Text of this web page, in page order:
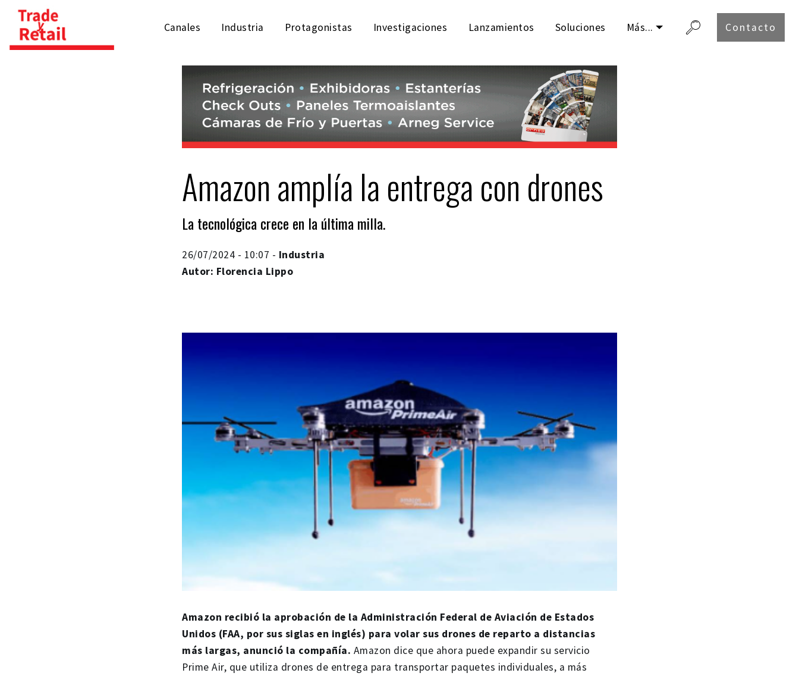
Canales Industria Protagonistas Investigaciones Lanzamientos Soluciones Más... Contacto
Amazon amplía la entrega con drones
La tecnológica crece en la última milla.
26/07/2024 - 10:07 - Industria
Autor: Florencia Lippo
Amazon recibió la aprobación de la Administración Federal de Aviación de Estados
Unidos (FAA, por sus siglas en inglés) para volar sus drones de reparto a distancias
más largas, anunció la compañía. Amazon dice que ahora puede expandir su servicio
Prime Air, que utiliza drones de entrega para transportar paquetes individuales, a más